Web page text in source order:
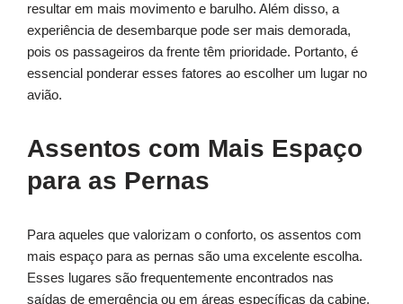
resultar em mais movimento e barulho. Além disso, a
experiência de desembarque pode ser mais demorada,
pois os passageiros da frente têm prioridade. Portanto, é
essencial ponderar esses fatores ao escolher um lugar no
avião.
Assentos com Mais Espaço
para as Pernas
Para aqueles que valorizam o conforto, os assentos com
mais espaço para as pernas são uma excelente escolha.
Esses lugares são frequentemente encontrados nas
saídas de emergência ou em áreas específicas da cabine.